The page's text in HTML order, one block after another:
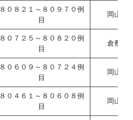
８０８２１～８０９７０例
目
岡山市
８０７２５～８０８２０例
目
倉敷市
８０６０９～８０７２４例
目
岡山県
８０４６１～８０６０８例
目
岡山市